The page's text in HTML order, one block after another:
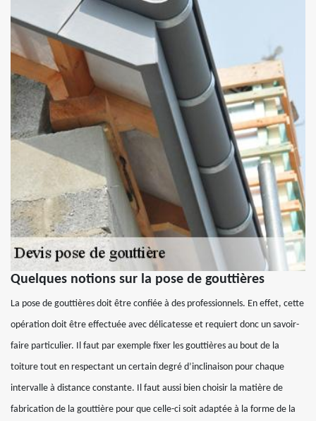
Quelques notions sur la pose de gouttières
La pose de gouttières doit être confiée à des professionnels. En effet, cette
opération doit être effectuée avec délicatesse et requiert donc un savoir-
faire particulier. Il faut par exemple fixer les gouttières au bout de la
toiture tout en respectant un certain degré d’inclinaison pour chaque
intervalle à distance constante. Il faut aussi bien choisir la matière de
fabrication de la gouttière pour que celle-ci soit adaptée à la forme de la